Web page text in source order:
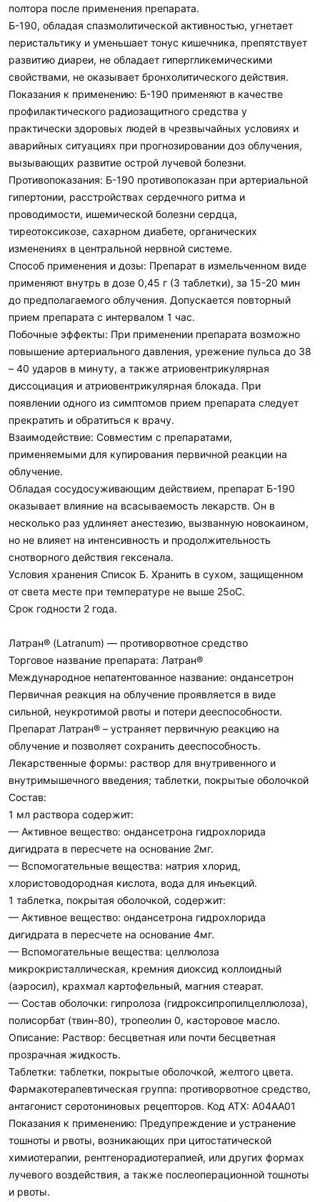
полтора после применения препарата.
Б-190, обладая спазмолитической активностью, угнетает
перистальтику и уменьшает тонус кишечника, препятствует
развитию диареи, не обладает гипергликемическими
свойствами, не оказывает бронхолитического действия.
Показания к применению: Б-190 применяют в качестве
профилактического радиозащитного средства у
практически здоровых людей в чрезвычайных условиях и
аварийных ситуациях при прогнозировании доз облучения,
вызывающих развитие острой лучевой болезни.
Противопоказания: Б-190 противопоказан при артериальной
гипертонии, расстройствах сердечного ритма и
проводимости, ишемической болезни сердца,
тиреотоксикозе, сахарном диабете, органических
изменениях в центральной нервной системе.
Способ применения и дозы: Препарат в измельченном виде
применяют внутрь в дозе 0,45 г (3 таблетки), за 15-20 мин
до предполагаемого облучения. Допускается повторный
прием препарата с интервалом 1 час.
Побочные эффекты: При применении препарата возможно
повышение артериального давления, урежение пульса до 38
– 40 ударов в минуту, а также атриовентрикулярная
диссоциация и атриовентрикулярная блокада. При
появлении одного из симптомов прием препарата следует
прекратить и обратиться к врачу.
Взаимодействие: Совместим с препаратами,
применяемыми для купирования первичной реакции на
облучение.
Обладая сосудосуживающим действием, препарат Б-190
оказывает влияние на всасываемость лекарств. Он в
несколько раз удлиняет анестезию, вызванную новокаином,
но не влияет на интенсивность и продолжительность
снотворного действия гексенала.
Условия хранения Список Б. Хранить в сухом, защищенном
от света месте при температуре не выше 25oС.
Срок годности 2 года.
Латран® (Latranum) — противорвотное средство
Торговое название препарата: Латран®
Международное непатентованное название: ондансетрон
Первичная реакция на облучение проявляется в виде
сильной, неукротимой рвоты и потери дееспособности.
Препарат Латран® – устраняет первичную реакцию на
облучение и позволяет сохранить дееспособность.
Лекарственные формы: раствор для внутривенного и
внутримышечного введения; таблетки, покрытые оболочкой
Состав:
1 мл раствора содержит:
— Активное вещество: ондансетрона гидрохлорида
дигидрата в пересчете на основание 2мг.
— Вспомогательные вещества: натрия хлорид,
хлористоводородная кислота, вода для инъекций.
1 таблетка, покрытая оболочкой, содержит:
— Активное вещество: ондансетрона гидрохлорида
дигидрата в пересчете на основание 4мг.
— Вспомогательные вещества: целлюлоза
микрокристаллическая, кремния диоксид коллоидный
(аэросил), крахмал картофельный, магния стеарат.
— Состав оболочки: гипролоза (гидроксипропилцеллюлоза),
полисорбат (твин-80), тропеолин 0, касторовое масло.
Описание: Раствор: бесцветная или почти бесцветная
прозрачная жидкость.
Таблетки: таблетки, покрытые оболочкой, желтого цвета.
Фармакотерапевтическая группа: противорвотное средство,
антагонист серотониновых рецепторов. Код АТХ: А04АА01
Показания к применению: Предупреждение и устранение
тошноты и рвоты, возникающих при цитостатической
химиотерапии, рентгенорадиотерапией, или других формах
лучевого воздействия, а также послеоперационной тошноты
и рвоты.